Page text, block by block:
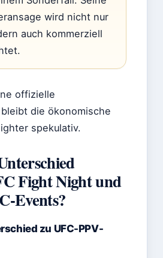
wird nicht nur
auch kommerziell
offizielle
die ökonomische
spekulativ.
Fight Night und
Events?
zu UFC-PPV-